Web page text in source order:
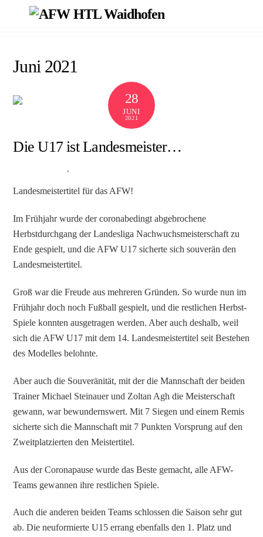
Juni 2021
28
JUNI
2021
Die U17 ist Landesmeister…
Landesmeistertitel für das AFW!
Im Frühjahr wurde der coronabedingt abgebrochene
Herbstdurchgang der Landesliga Nachwuchsmeisterschaft zu
Ende gespielt, und die AFW U17 sicherte sich souverän den
Landesmeistertitel.
Groß war die Freude aus mehreren Gründen. So wurde nun im
Frühjahr doch noch Fußball gespielt, und die restlichen Herbst-
Spiele konnten ausgetragen werden. Aber auch deshalb, weil
sich die AFW U17 mit dem 14. Landesmeistertitel seit Bestehen
des Modelles belohnte.
Aber auch die Souveränität, mit der die Mannschaft der beiden
Trainer Michael Steinauer und Zoltan Agh die Meisterschaft
gewann, war bewundernswert. Mit 7 Siegen und einem Remis
sicherte sich die Mannschaft mit 7 Punkten Vorsprung auf den
Zweitplatzierten den Meistertitel.
Aus der Coronapause wurde das Beste gemacht, alle AFW-
Teams gewannen ihre restlichen Spiele.
Auch die anderen beiden Teams schlossen die Saison sehr gut
ab. Die neuformierte U15 errang ebenfalls den 1. Platz und